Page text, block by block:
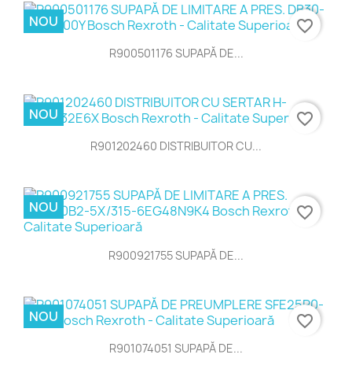
R900501176 SUPAPĂ DE...
NOU favorite_border
R901202460 DISTRIBUITOR CU...
NOU favorite_border
R900921755 SUPAPĂ DE...
NOU favorite_border
R901074051 SUPAPĂ DE...
NOU favorite_border